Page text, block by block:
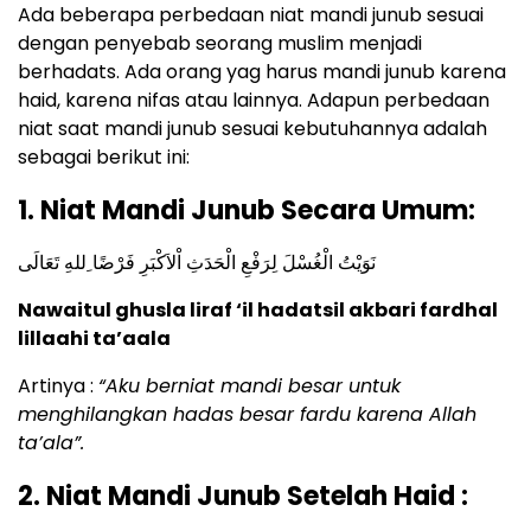
Ada beberapa perbedaan niat mandi junub sesuai
dengan penyebab seorang muslim menjadi
berhadats. Ada orang yag harus mandi junub karena
haid, karena nifas atau lainnya. Adapun perbedaan
niat saat mandi junub sesuai kebutuhannya adalah
sebagai berikut ini:
1. Niat Mandi Junub Secara Umum:
نَوَيْتُ الْغُسْلَ لِرَفْعِ الْحَدَثِ اْلاَكْبَرِ فَرْضًا ِللهِ تَعَالَى
Nawaitul ghusla liraf ‘il hadatsil akbari fardhal
lillaahi ta’aala
Artinya : “Aku berniat mandi besar untuk
menghilangkan hadas besar fardu karena Allah
ta’ala”.
2. Niat Mandi Junub Setelah Haid :